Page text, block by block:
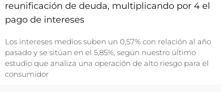
reunificación de deuda, multiplicando por 4 el
pago de intereses
Los intereses medios suben un 0,57% con relación al año
pasado y se sitúan en el 5,85%, según nuestro último
estudio que analiza una operación de alto riesgo para el
consumidor